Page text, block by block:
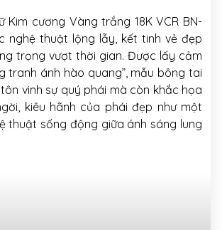
Kim cương Vàng trắng 18K VCR BN-
nghệ thuật lộng lẫy, kết tinh vẻ đẹp
trọng vượt thời gian. Được lấy cảm
tranh ánh hào quang”, mẫu bông tai
vinh sự quý phái mà còn khắc họa
kiêu hãnh của phái đẹp như một
thuật sống động giữa ánh sáng lung